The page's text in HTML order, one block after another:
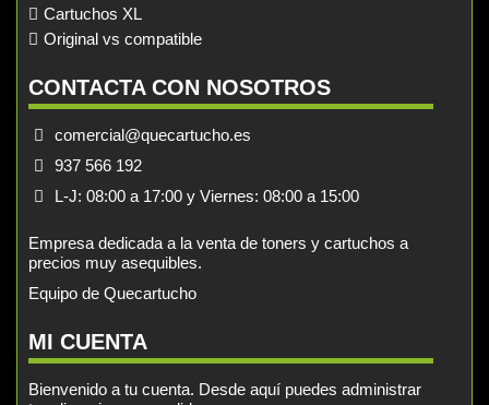
Cartuchos XL
Original vs compatible
CONTACTA CON NOSOTROS
comercial@quecartucho.es
937 566 192
L-J: 08:00 a 17:00 y Viernes: 08:00 a 15:00
Empresa dedicada a la venta de toners y cartuchos a
precios muy asequibles.
Equipo de Quecartucho
MI CUENTA
Bienvenido a tu cuenta. Desde aquí puedes administrar